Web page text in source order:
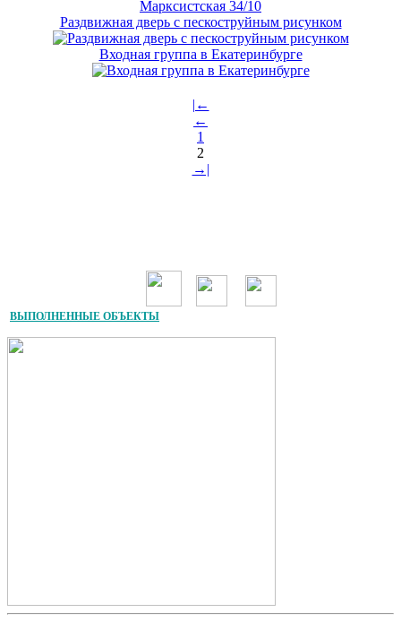
Раздвижная дверь с пескоструйным рисунком
Входная группа в Екатеринбурге
|←
←
1
2
→|
ВЫПОЛНЕННЫЕ ОБЪЕКТЫ